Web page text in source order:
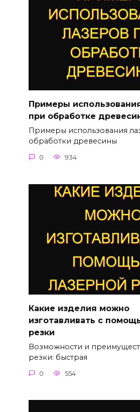
Примеры
при обработке
Примеры использования
обработки древесины
0 934
Какие изделия можно
изготавливать с
резки
Возможности и
резки: быстрая
0 554